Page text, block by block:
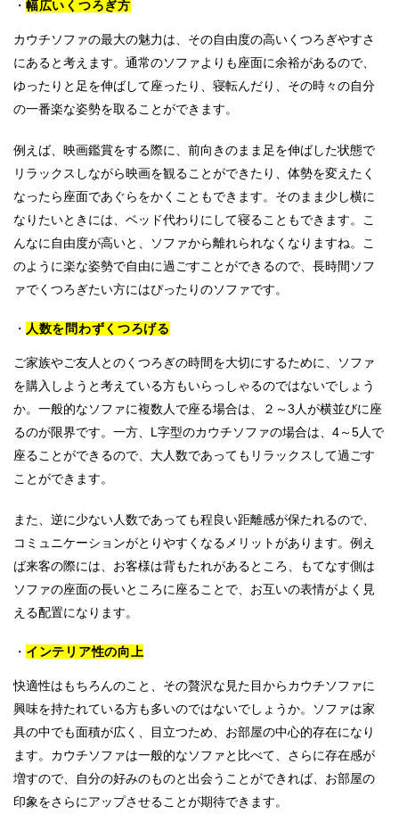
幅広いくつろぎ方
カウチソファの最大の魅力は、その自由度の高いくつろぎやすさ
にあると考えます。通常のソファよりも座面に余裕があるので、
ゆったりと足を伸ばして座ったり、寝転んだり、その時々の自分
の一番楽な姿勢を取ることができます。
例えば、映画鑑賞をする際に、前向きのまま足を伸ばした状態で
リラックスしながら映画を観ることができたり、体勢を変えたく
なったら座面であぐらをかくこともできます。そのまま少し横に
なりたいときには、ベッド代わりにして寝ることもできます。こ
んなに自由度が高いと、ソファから離れられなくなりますね。こ
のように楽な姿勢で自由に過ごすことができるので、長時間ソフ
ァでくつろぎたい方にはぴったりのソファです。
人数を問わずくつろげる
ご家族やご友人とのくつろぎの時間を大切にするために、ソファ
を購入しようと考えている方もいらっしゃるのではないでしょう
か。一般的なソファに複数人で座る場合は、２～3人が横並びに座
るのが限界です。一方、L字型のカウチソファの場合は、4～5人で
座ることができるので、大人数であってもリラックスして過ごす
ことができます。
また、逆に少ない人数であっても程良い距離感が保たれるので、
コミュニケーションがとりやすくなるメリットがあります。例え
ば来客の際には、お客様は背もたれがあるところ、もてなす側は
ソファの座面の長いところに座ることで、お互いの表情がよく見
える配置になります。
インテリア性の向上
快適性はもちろんのこと、その贅沢な見た目からカウチソファに
興味を持たれている方も多いのではないでしょうか。ソファは家
具の中でも面積が広く、目立つため、お部屋の中心的存在になり
ます。カウチソファは一般的なソファと比べて、さらに存在感が
増すので、自分の好みのものと出会うことができれば、お部屋の
印象をさらにアップさせることが期待できます。